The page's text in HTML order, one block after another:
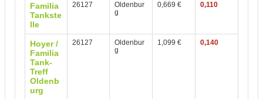
Familia
Tankste
lle
26127
Oldenbur
g
0,669 € 0,110
Hoyer /
Familia
Tank-
Treff
Oldenb
urg
26127
Oldenbur
g
1,099 € 0,140